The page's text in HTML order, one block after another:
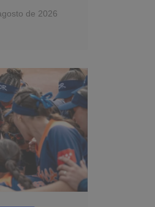
de 2026